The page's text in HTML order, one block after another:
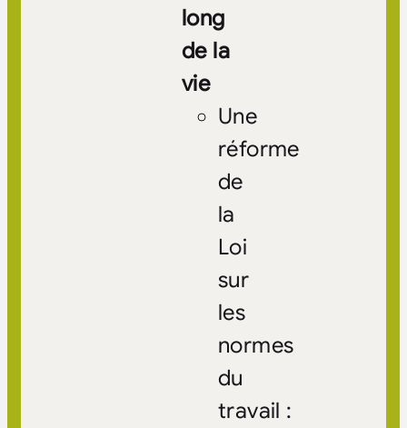
long
de la
vie
Une
réforme
de
la
Loi
sur
les
normes
du
travail :